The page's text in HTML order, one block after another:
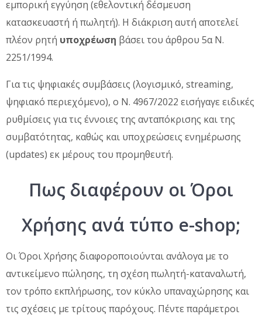
εμπορική εγγύηση (εθελοντική δέσμευση
κατασκευαστή ή πωλητή). Η διάκριση αυτή αποτελεί
πλέον ρητή υποχρέωση βάσει του άρθρου 5α Ν.
2251/1994.
Για τις ψηφιακές συμβάσεις (λογισμικό, streaming,
ψηφιακό περιεχόμενο), ο Ν. 4967/2022 εισήγαγε ειδικές
ρυθμίσεις για τις έννοιες της ανταπόκρισης και της
συμβατότητας, καθώς και υποχρεώσεις ενημέρωσης
(updates) εκ μέρους του προμηθευτή.
Πως διαφέρουν οι Όροι
Χρήσης ανά τύπο e-shop;
Οι Όροι Χρήσης διαφοροποιούνται ανάλογα με το
αντικείμενο πώλησης, τη σχέση πωλητή-καταναλωτή,
τον τρόπο εκπλήρωσης, τον κύκλο υπαναχώρησης και
τις σχέσεις με τρίτους παρόχους. Πέντε παράμετροι